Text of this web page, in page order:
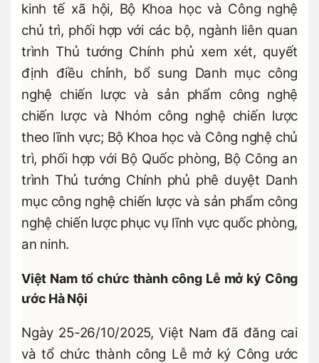
kinh tế xã hội, Bộ Khoa học và Công nghệ
chủ trì, phối hợp với các bộ, ngành liên quan
trình Thủ tướng Chính phủ xem xét, quyết
định điều chỉnh, bổ sung Danh mục công
nghệ chiến lược và sản phẩm công nghệ
chiến lược và Nhóm công nghệ chiến lược
theo lĩnh vực; Bộ Khoa học và Công nghệ chủ
trì, phối hợp với Bộ Quốc phòng, Bộ Công an
trình Thủ tướng Chính phủ phê duyệt Danh
mục công nghệ chiến lược và sản phẩm công
nghệ chiến lược phục vụ lĩnh vực quốc phòng,
an ninh.
Việt Nam tổ chức thành công Lễ mở ký Công
ước Hà Nội
Ngày 25-26/10/2025, Việt Nam đã đăng cai
và tổ chức thành công Lễ mở ký Công ước